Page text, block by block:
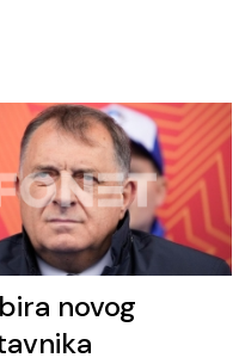
novog